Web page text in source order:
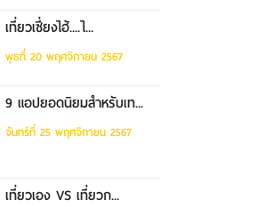
เที่ยวเซี่ยงไฮ้....ไ...
พุธที่ 20 พฤศจิกายน 2567
9 แอปยอดนิยมสำหรับเท...
จันทร์ที่ 25 พฤศจิกายน 2567
เที่ยวเอง VS เที่ยวก...